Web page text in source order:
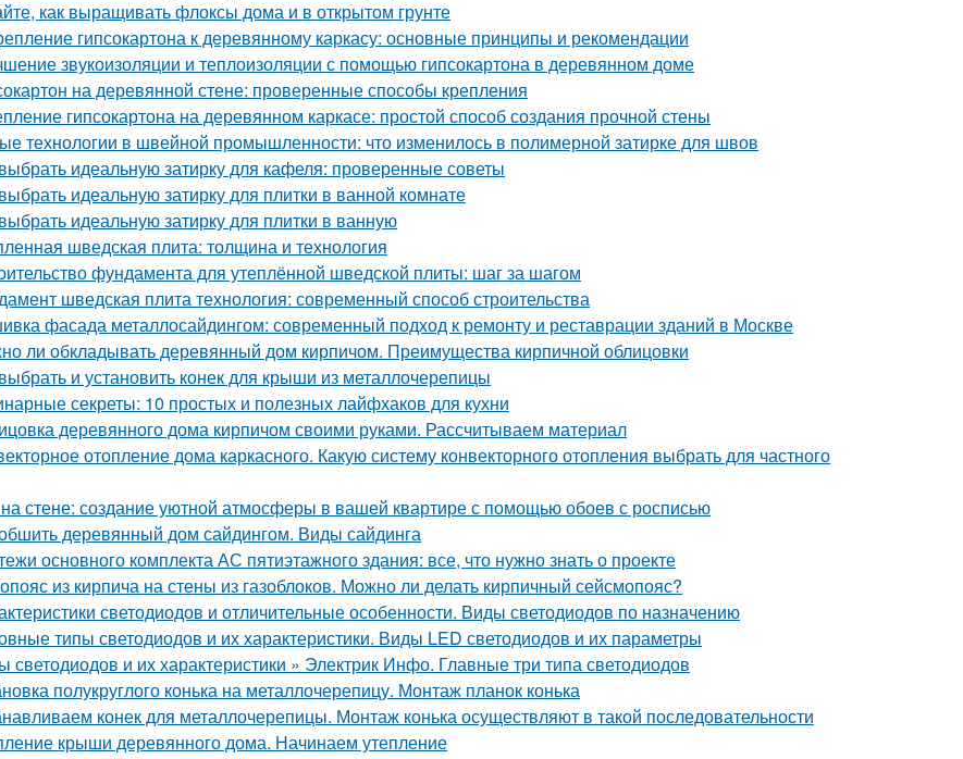
как выращивать флоксы дома и в открытом грунте
гипсокартона к деревянному каркасу: основные принципы и рекомендации
звукоизоляции и теплоизоляции с помощью гипсокартона в деревянном доме
на деревянной стене: проверенные способы крепления
гипсокартона на деревянном каркасе: простой способ создания прочной стены
технологии в швейной промышленности: что изменилось в полимерной затирке для швов
идеальную затирку для кафеля: проверенные советы
идеальную затирку для плитки в ванной комнате
идеальную затирку для плитки в ванную
шведская плита: толщина и технология
фундамента для утеплённой шведской плиты: шаг за шагом
шведская плита технология: современный способ строительства
фасада металлосайдингом: современный подход к ремонту и реставрации зданий в Москве
ли обкладывать деревянный дом кирпичом. Преимущества кирпичной облицовки
и установить конек для крыши из металлочерепицы
секреты: 10 простых и полезных лайфхаков для кухни
деревянного дома кирпичом своими руками. Рассчитываем материал
отопление дома каркасного. Какую систему конвекторного отопления выбрать для частного
стене: создание уютной атмосферы в вашей квартире с помощью обоев с росписью
деревянный дом сайдингом. Виды сайдинга
основного комплекта АС пятиэтажного здания: все, что нужно знать о проекте
из кирпича на стены из газоблоков. Можно ли делать кирпичный сейсмопояс?
светодиодов и отличительные особенности. Виды светодиодов по назначению
типы светодиодов и их характеристики. Виды LED светодиодов и их параметры
светодиодов и их характеристики » Электрик Инфо. Главные три типа светодиодов
полукруглого конька на металлочерепицу. Монтаж планок конька
конек для металлочерепицы. Монтаж конька осуществляют в такой последовательности
крыши деревянного дома. Начинаем утепление